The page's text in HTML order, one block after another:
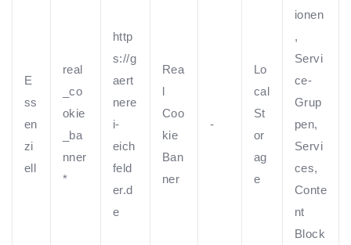
E
ss
en
zi
ell
real
_co
okie
_ba
nner
*
http
s://g
aert
nere
i-
eich
feld
er.d
e
Rea
l
Coo
kie
Ban
ner
-
Lo
cal
St
or
ag
e
ionen
,
Servi
ce-
Grup
pen,
Servi
ces,
Conte
nt
Block